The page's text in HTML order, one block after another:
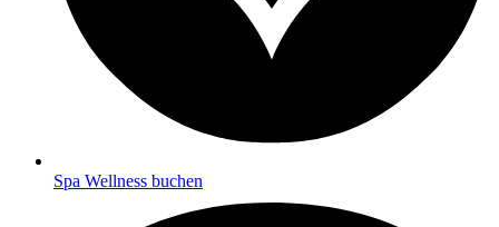
Spa Wellness buchen